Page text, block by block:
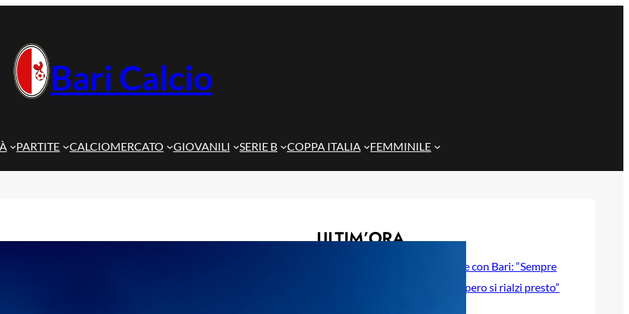
Bari Calcio
PARTITE CALCIOMERCATO GIOVANILI SERIE B COPPA ITALIA FEMMINILE
ULTIM’ORA
Gazzi e il legame con Bari: “Sempre
nel mio cuore, spero si rialzi presto”